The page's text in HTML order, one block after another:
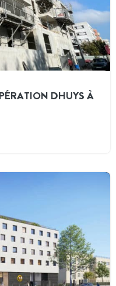
DHUYS À